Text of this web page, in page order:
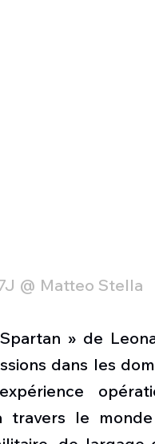
@ Matteo Stella
» de
dans les
travers le